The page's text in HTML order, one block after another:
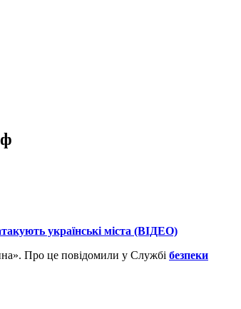
українські міста (ВІДЕО)
Про це повідомили у Службі безпеки